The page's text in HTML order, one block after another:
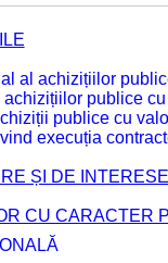
al achizițiilor
publice
publice cu
execuția
ȘI DE INTERESE
CU CARACTER